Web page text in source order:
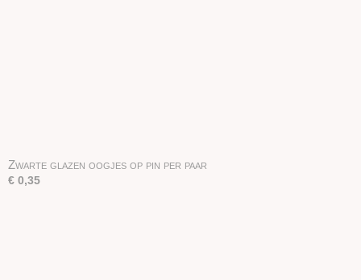
Zwarte glazen oogjes op pin per paar
€ 0,35